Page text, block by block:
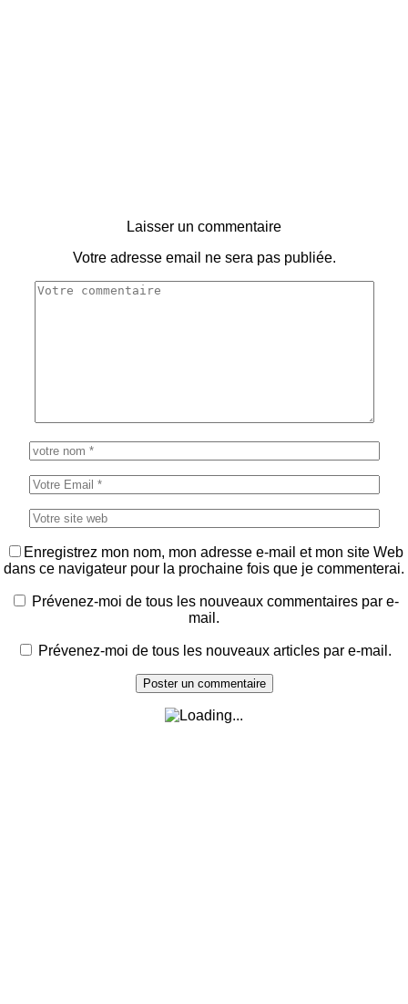
Laisser un commentaire
Votre adresse email ne sera pas publiée.
Enregistrez mon nom, mon adresse e-mail et mon site Web
dans ce navigateur pour la prochaine fois que je commenterai.
Prévenez-moi de tous les nouveaux commentaires par e-
mail.
Prévenez-moi de tous les nouveaux articles par e-mail.